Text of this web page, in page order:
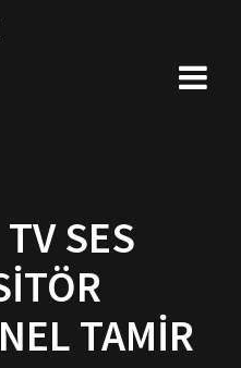
TV SES
TAMIR